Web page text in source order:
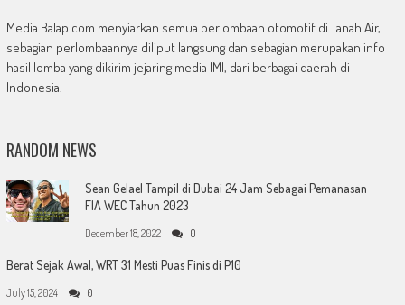
Media Balap.com menyiarkan semua perlombaan otomotif di Tanah Air,
sebagian perlombaannya diliput langsung dan sebagian merupakan info
hasil lomba yang dikirim jejaring media IMI, dari berbagai daerah di
Indonesia.
RANDOM NEWS
Sean Gelael Tampil di Dubai 24 Jam Sebagai Pemanasan
FIA WEC Tahun 2023
December 18, 2022 0
Berat Sejak Awal, WRT 31 Mesti Puas Finis di P10
July 15, 2024 0